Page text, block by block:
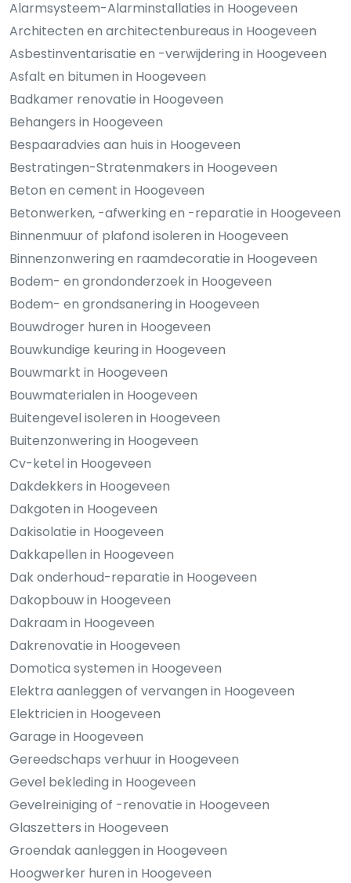
Alarmsysteem-Alarminstallaties in Hoogeveen
Architecten en architectenbureaus in Hoogeveen
Asbestinventarisatie en -verwijdering in Hoogeveen
Asfalt en bitumen in Hoogeveen
Badkamer renovatie in Hoogeveen
Behangers in Hoogeveen
Bespaaradvies aan huis in Hoogeveen
Bestratingen-Stratenmakers in Hoogeveen
Beton en cement in Hoogeveen
Betonwerken, -afwerking en -reparatie in Hoogeveen
Binnenmuur of plafond isoleren in Hoogeveen
Binnenzonwering en raamdecoratie in Hoogeveen
Bodem- en grondonderzoek in Hoogeveen
Bodem- en grondsanering in Hoogeveen
Bouwdroger huren in Hoogeveen
Bouwkundige keuring in Hoogeveen
Bouwmarkt in Hoogeveen
Bouwmaterialen in Hoogeveen
Buitengevel isoleren in Hoogeveen
Buitenzonwering in Hoogeveen
Cv-ketel in Hoogeveen
Dakdekkers in Hoogeveen
Dakgoten in Hoogeveen
Dakisolatie in Hoogeveen
Dakkapellen in Hoogeveen
Dak onderhoud-reparatie in Hoogeveen
Dakopbouw in Hoogeveen
Dakraam in Hoogeveen
Dakrenovatie in Hoogeveen
Domotica systemen in Hoogeveen
Elektra aanleggen of vervangen in Hoogeveen
Elektricien in Hoogeveen
Garage in Hoogeveen
Gereedschaps verhuur in Hoogeveen
Gevel bekleding in Hoogeveen
Gevelreiniging of -renovatie in Hoogeveen
Glaszetters in Hoogeveen
Groendak aanleggen in Hoogeveen
Hoogwerker huren in Hoogeveen